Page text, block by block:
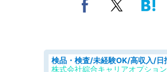
株式会社綜合キャリアオプション